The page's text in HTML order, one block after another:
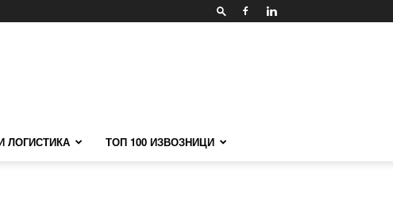
ЛОГИСТИКА ТОП 100 ИЗВОЗНИЦИ